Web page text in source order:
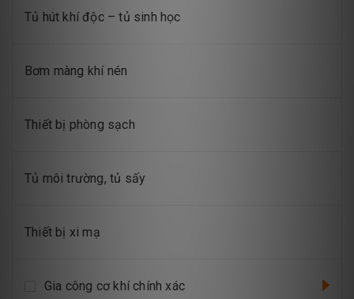
Tủ hút khí độc – tủ sinh học
Bơm màng khí nén
Thiết bị phòng sạch
Tủ môi trường, tủ sấy
Thiết bị xi mạ
Gia công cơ khí chính xác